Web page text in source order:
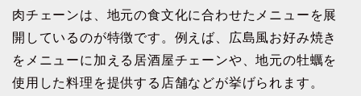
肉チェーンは、地元の食文化に合わせたメニューを展
開しているのが特徴です。例えば、広島風お好み焼き
をメニューに加える居酒屋チェーンや、地元の牡蠣を
使用した料理を提供する店舗などが挙げられます。